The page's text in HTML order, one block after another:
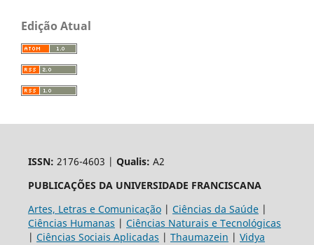
Edição Atual
ISSN: 2176-4603 | Qualis: A2
PUBLICAÇÕES DA UNIVERSIDADE FRANCISCANA
Artes, Letras e Comunicação| Ciências da Saúde|
Ciências Humanas | Ciências Naturais e Tecnológicas
| Ciências Sociais Aplicadas | Thaumazein | Vidya